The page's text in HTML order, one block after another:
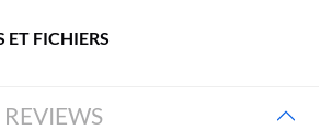
ET FICHIERS